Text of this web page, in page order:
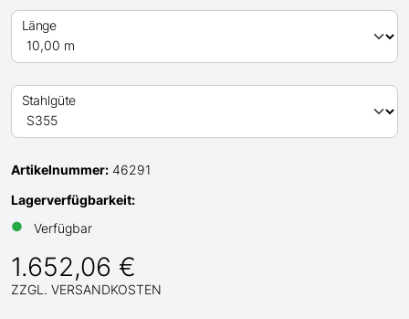
Länge
Stahlgüte
Artikelnummer: 46291
Lagerverfügbarkeit:
●
Verfügbar
1.652,06 €
ZZGL. VERSANDKOSTEN